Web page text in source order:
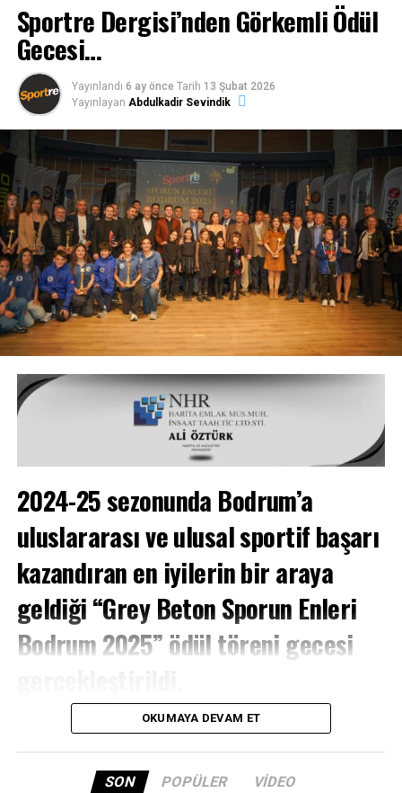
Bodrum FK’nın 3 yıldır tesisleşmeyle ilgili yürüttüğü
süreç, Taner Ankara’nın başkanlığıyla daha etkili bir
şekilde gündeme getirildiği bu günlerde oluşan
gelişmelerin değerlendirildiği programda, kulübün
oynaması gereken lig, taraftarın tribün reaksiyonuyla
birlikte; voleybol, hentbol ve basketbolda oynanan
maçlar yorumlandı.
Programın tamamını aşağıdaki linkten takip
edebilirsiniz!
Arena Haber TVbünyesinde gerçekleşen
programıyla birlikte diğer yayınlara da ulaşmak için
Youtube sayfasına abone olup, programa yorumlarınızla
Sportre Dergisi’nden Görkemli Ödül
Gecesi…
Yayınlandı 6 ay önce Tarih 13 Şubat 2026
Yayınlayan Abdulkadir Sevindik
2024-25 sezonunda Bodrum’a
uluslararası ve ulusal sportif başarı
kazandıran en iyilerin bir araya
geldiği “Grey Beton Sporun Enleri
Bodrum 2025” ödül töreni gecesi
Bu yıl ikincisi düzenlenen ödül töreninde
bir araya gelen 400 kişilik davetli topluluğu, bir sezon
şahitlik etti.
OKUMAYA DEVAM ET
SON POPÜLER VIDEO